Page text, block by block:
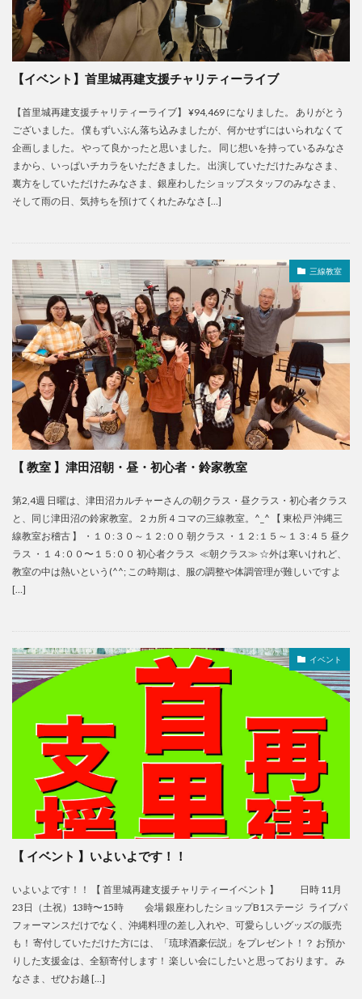
【イベント】首里城再建支援チャリティーライブ
【首里城再建支援チャリティーライブ】 ¥94,469 になりました。 ありがとう
ございました。 僕もずいぶん落ち込みましたが、何かせずにはいられなくて
企画しました。 やって良かったと思いました。 同じ想いを持っているみなさ
まから、いっぱいチカラをいただきました。 出演していただけたみなさま、
裏方をしていただけたみなさま、銀座わしたショップスタッフのみなさま、
そして雨の日、気持ちを預けてくれたみなさ […]
三線教室
【 教室 】津田沼朝・昼・初心者・鈴家教室
第2,4週 日曜は、津田沼カルチャーさんの朝クラス・昼クラス・初心者クラス
と、同じ津田沼の鈴家教室。２カ所４コマの三線教室。^_^ 【 東松戸 沖縄三
線教室お稽古 】 ・１０:３０～１２:００ 朝クラス ・１２:１５～１３:４５ 昼ク
ラス ・１４:００〜１５:００ 初心者クラス ≪朝クラス≫ ☆外は寒いけれど、
教室の中は熱いという(^^; この時期は、服の調整や体調管理が難しいですよ
[…]
イベント
【 イベント 】いよいよです！！
いよいよです！！ 【 首里城再建支援チャリティーイベント 】 日時 11月
23日（土祝）13時〜15時 会場 銀座わしたショップB1ステージ ライブパ
フォーマンスだけでなく、沖縄料理の差し入れや、可愛らしいグッズの販売
も！ 寄付していただけた方には、「琉球酒豪伝説」をプレゼント！？ お預か
りした支援金は、全額寄付します！ 楽しい会にしたいと思っております。 み
なさま、ぜひお越 […]